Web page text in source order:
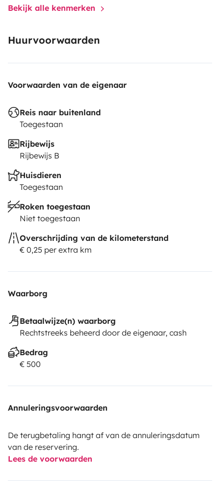
Bekijk alle kenmerken
Huurvoorwaarden
Voorwaarden van de eigenaar
Reis naar buitenland
Toegestaan
Rijbewijs
Rijbewijs B
Huisdieren
Toegestaan
Roken toegestaan
Niet toegestaan
Overschrijding van de kilometerstand
€ 0,25 per extra km
Waarborg
Betaalwijze(n) waarborg
Rechtstreeks beheerd door de eigenaar, cash
Bedrag
€ 500
Annuleringsvoorwaarden
De terugbetaling hangt af van de annuleringsdatum
van de reservering.
Lees de voorwaarden